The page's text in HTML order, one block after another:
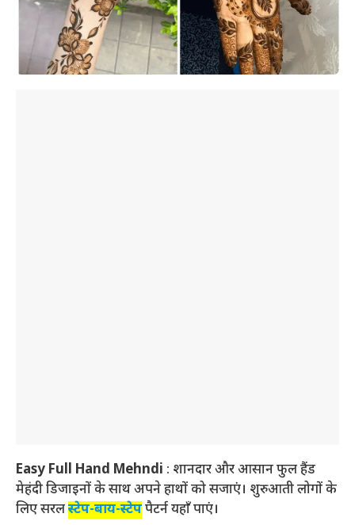
Easy Full Hand Mehndi : शानदार और आसान फुल हैंड
मेहंदी डिजाइनों के साथ अपने हाथों को सजाएं। शुरुआती लोगों के
लिए सरलस्टेप-बाय-स्टेपपैटर्न यहाँ पाएं।